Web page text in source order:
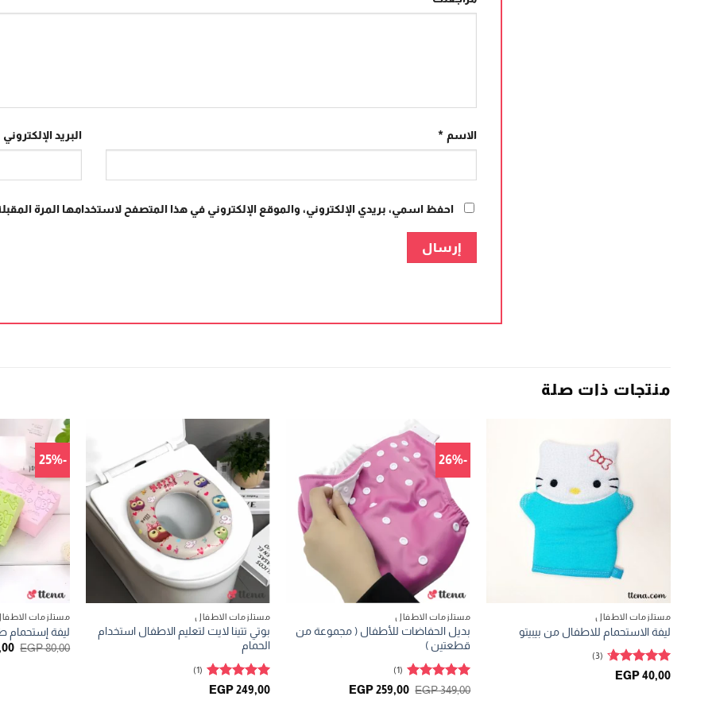
الاسم * البريد الإلكتروني
احفظ اسمي، بريدي الإلكتروني، والموقع الإلكتروني في هذا المتصفح لاستخدامها المرة
منتجات ذات صلة
مستلزمات الاطفال
ليفة الاستحمام للاطفال من بيبيتو
تم التقييم
(3)
EGP40,00
-26%
مستلزمات الاطفال
بديل الحفاضات للأطفال ( مجموعة من
قطعتين )
تم التقييم
(1)
EGP349,00
السعر
الأصلي
EGP259,00
مستلزمات الاطفال
بوتي تتينا لايت لتعليم الاطفال استخدام
الحمام
تم التقييم
(1)
EGP249,00
-25%
مستلزمات
ليفة إستحمام
EGP80,00